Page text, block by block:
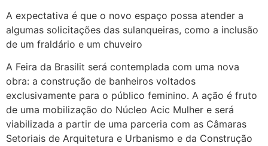
A expectativa é que o novo espaço possa atender a
algumas solicitações das sulanqueiras, como a inclusão
de um fraldário e um chuveiro
A Feira da Brasilit será contemplada com uma nova
obra: a construção de banheiros voltados
exclusivamente para o público feminino. A ação é fruto
de uma mobilização do Núcleo Acic Mulher e será
viabilizada a partir de uma parceria com as Câmaras
Setoriais de Arquitetura e Urbanismo e da Construção